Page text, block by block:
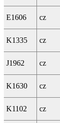
E1606 cz
K1335 cz
J1962 cz
K1630 cz
K1102 cz